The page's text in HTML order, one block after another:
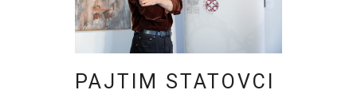
PAJTIM STATOVCI